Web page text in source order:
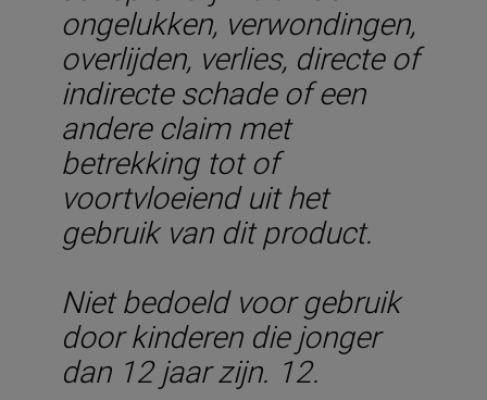
ongelukken, verwondingen,
overlijden, verlies, directe of
indirecte schade of een
andere claim met
betrekking tot of
voortvloeiend uit het
gebruik van dit product.
Niet bedoeld voor gebruik
door kinderen die jonger
dan 12 jaar zijn. 12.